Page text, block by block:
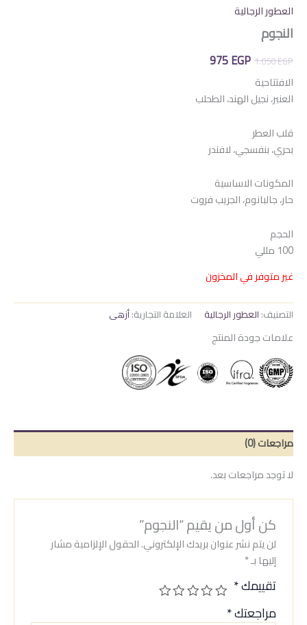
العطور الرجالية
النجوم
1.050EGP
السعر
هو:
975EGP
السعر
هو:
الافتتاحية
العنبر، نجيل الهند، الطحلب
قلب العطر
بحري، بنفسجي، لافندر
المكونات الاساسية
حار، جالبانوم، الجريب فروت
الحجم
100 مللي
غير متوفر في المخزون
التصنيف: العطور الرجالية العلامة التجارية:أزهى
علامات جودة المنتج
مراجعات (0)
لا توجد مراجعات بعد.
كن أول من يقيم “النجوم”
لن يتم نشر عنوان بريدك الإلكتروني.الحقول الإلزامية مشار
إليها بـ*
تقييمك*
مراجعتك*